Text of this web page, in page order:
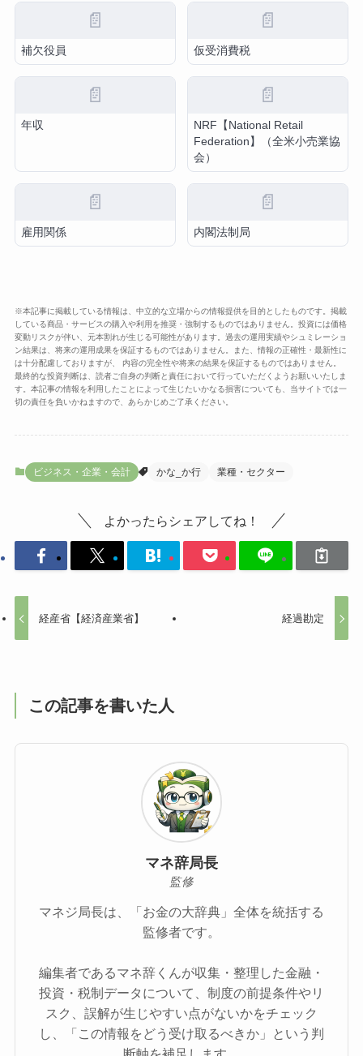
📄
補欠役員
📄
仮受消費税
📄
年収
📄
NRF【National Retail
Federation】（全米小売業協
会）
📄
雇用関係
📄
内閣法制局
※本記事に掲載している情報は、中立的な立場からの情報提供を目的としたものです。掲載
している商品・サービスの購入や利用を推奨・強制するものではありません。投資には価格
変動リスクが伴い、元本割れが生じる可能性があります。過去の運用実績やシュミレーショ
ン結果は、将来の運用成果を保証するものではありません。また、情報の正確性・最新性に
は十分配慮しておりますが、 内容の完全性や将来の結果を保証するものではありません。
最終的な投資判断は、読者ご自身の判断と責任において行っていただくようお願いいたしま
す。本記事の情報を利用したことによって生じたいかなる損害についても、当サイトでは一
切の責任を負いかねますので、あらかじめご了承ください。
ビジネス・企業・会計 かな_か行 業種・セクター
よかったらシェアしてね！
経産省【経済産業省】 経過勘定
この記事を書いた人
マネ辞局長
監修
マネジ局長は、「お金の大辞典」全体を統括する
監修者です。
編集者であるマネ辞くんが収集・整理した金融・
投資・税制データについて、制度の前提条件やリ
スク、誤解が生じやすい点がないかをチェック
し、「この情報をどう受け取るべきか」という判